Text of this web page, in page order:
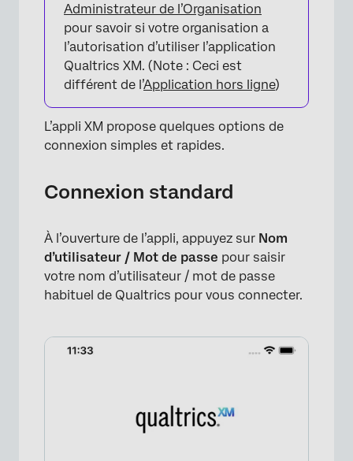
×
Administrateur de l’Organisation
pour savoir si votre organisation a
l’autorisation d’utiliser l’application
Qualtrics XM. (Note : Ceci est
différent de l’Application hors ligne)
L’appli XM propose quelques options de
connexion simples et rapides.
Connexion standard
À l’ouverture de l’appli, appuyez sur Nom
d’utilisateur / Mot de passe pour saisir
votre nom d’utilisateur / mot de passe
habituel de Qualtrics pour vous connecter.